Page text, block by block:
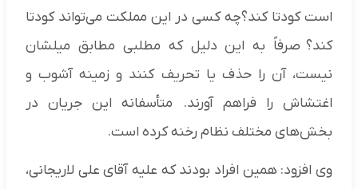
است کودتا کند؟چه کسی در این مملکت می‌تواند کودتا
کند؟ صرفاً به این دلیل که مطلبی مطابق میلشان
نیست، آن را حذف یا تحریف کنند و زمینه آشوب و
اغتشاش را فراهم آورند. متأسفانه این جریان در
بخش‌های مختلف نظام رخنه کرده است.
وی افزود: همین افراد بودند که علیه آقای علی لاریجانی،